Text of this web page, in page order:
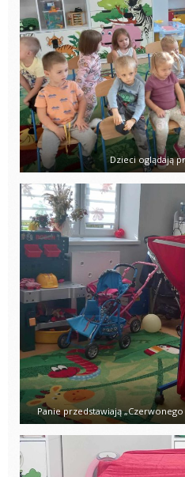
Dzieci oglądają
Panie przedstawiają